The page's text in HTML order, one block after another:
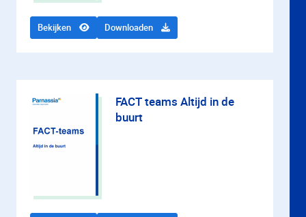
Bekijken Downloaden
FACT teams Altijd in de
buurt